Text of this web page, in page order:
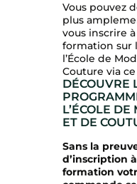
Vous pouvez
plus
vous inscrire
formation sur
l’École de
Couture via
DÉCOUVRE
L’ÉCOLE DE
ET DE
Sans la
d’inscription
formation